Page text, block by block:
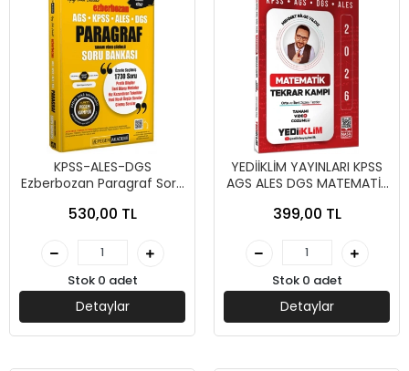
KPSS-ALES-DGS
Ezberbozan Paragraf Soru
Pegem Yayınları
530,00 TL
Stok 0 adet
Detaylar
YEDİİKLİM YAYINLARI KPSS
AGS ALES DGS MATEMATİK
399,00 TL
Stok 0 adet
Detaylar